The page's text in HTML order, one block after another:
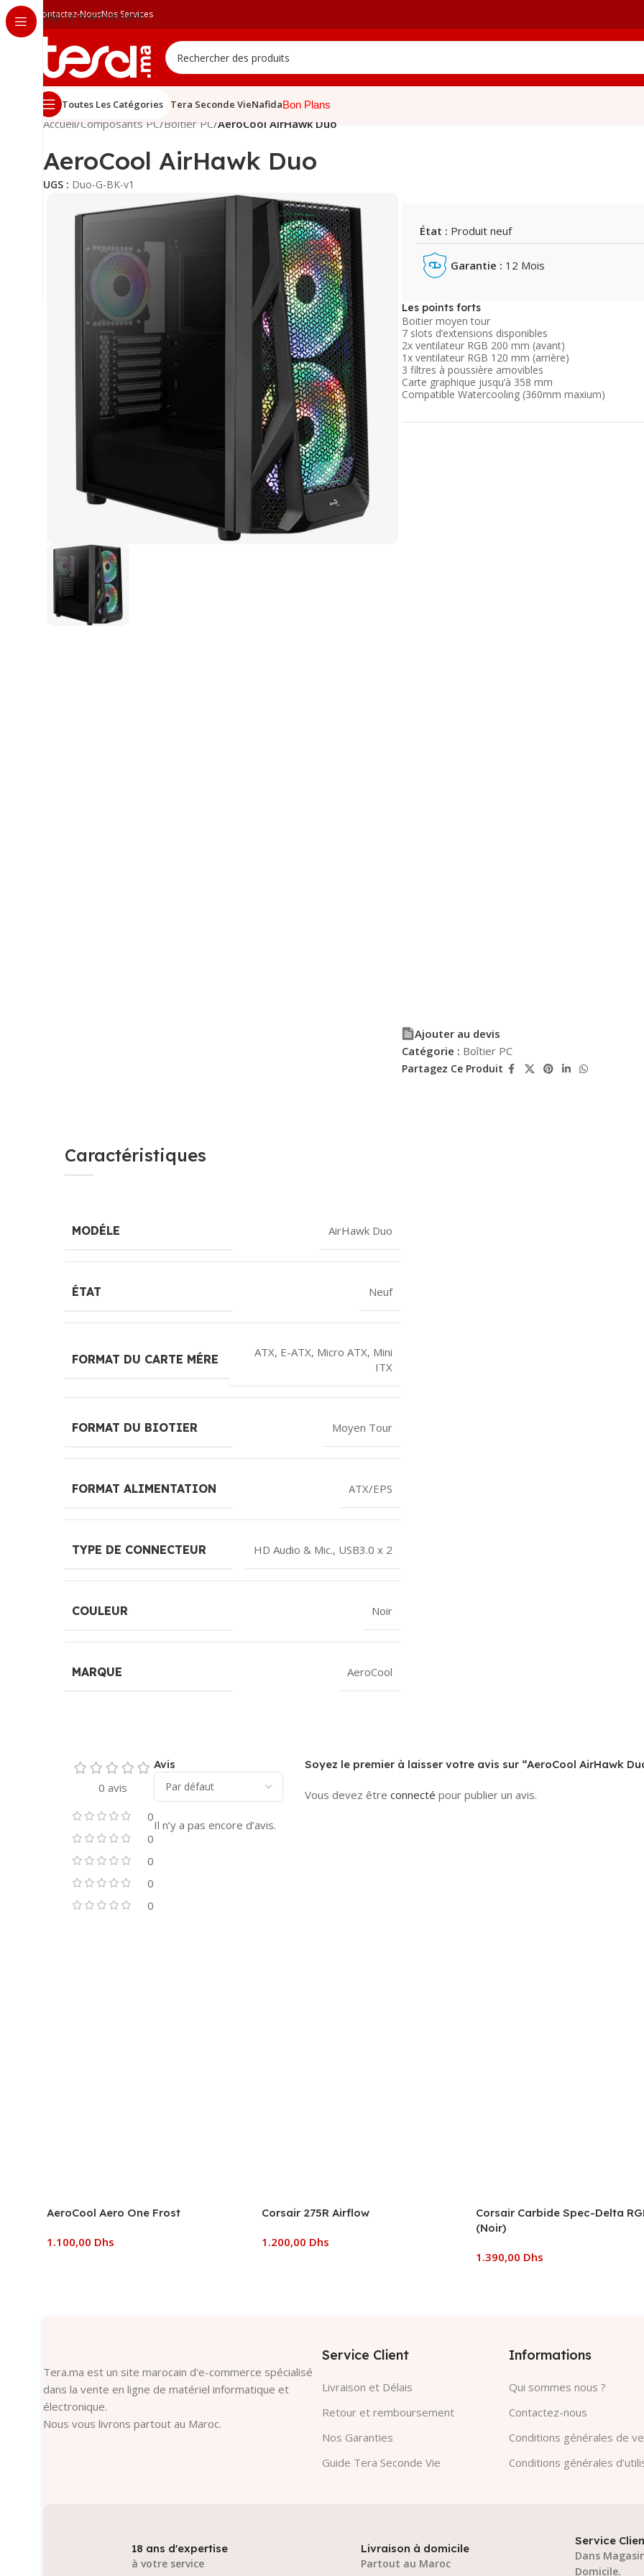
Skip to main content
Contactez-NousNos Services
Toutes Les Catégories Tera Seconde VieNafidaBon Plans
Accueil/Composants PC/Boîtier PC/AeroCool AirHawk Duo
AeroCool AirHawk Duo
UGS : Duo-G-BK-v1
État : Produit neuf
Garantie : 12 Mois
Les points forts
Boitier moyen tour
7 slots d’extensions disponibles
2x ventilateur RGB 200 mm (avant)
1x ventilateur RGB 120 mm (arrière)
3 filtres à poussière amovibles
Carte graphique jusqu’à 358 mm
Compatible Watercooling (360mm maxium)
Ajouter au devis
Catégorie : Boîtier PC
Partagez Ce Produit
Caractéristiques
MODÉLE AirHawk Duo
ÉTAT Neuf
FORMAT DU CARTE MÉRE
ATX, E-ATX, Micro ATX, Mini
ITX
FORMAT DU BIOTIER Moyen Tour
FORMAT ALIMENTATION ATX/EPS
TYPE DE CONNECTEUR HD Audio & Mic., USB3.0 x 2
COULEUR Noir
MARQUE AeroCool
0 avis
0
0
0
0
0
Avis
Il n’y a pas encore d’avis.
Soyez le premier à laisser votre avis sur “AeroCool AirHawk
Vous devez être connecté pour publier un avis.
AeroCool Aero One Frost
1.100,00 Dhs
Corsair 275R Airflow
1.200,00 Dhs
Corsair Carbide Spec-Delta
(Noir)
1.390,00 Dhs
Tera.ma est un site marocain d'e-commerce spécialisé
dans la vente en ligne de matériel informatique et
électronique.
Nous vous livrons partout au Maroc.
Service Client
Livraison et Délais
Retour et remboursement
Nos Garanties​
Guide Tera Seconde Vie
Informations
Qui sommes nous ?
Contactez-nous
Conditions générales de
Conditions générales
18 ans d'expertise
à votre service
Livraison à domicile
Partout au Maroc
Service
Dans
Domicile.